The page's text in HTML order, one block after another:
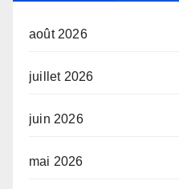
août 2026
juillet 2026
juin 2026
mai 2026